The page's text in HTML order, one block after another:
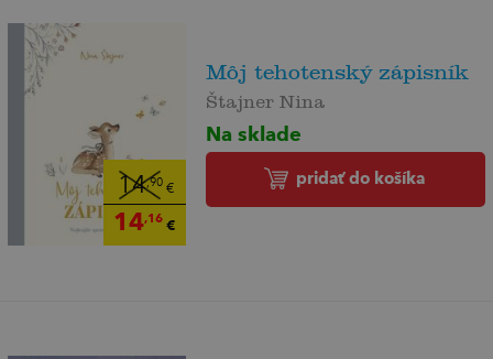
14,90€
14,16€
Môj tehotenský zápisník
Štajner Nina
Na sklade
pridať do košíka